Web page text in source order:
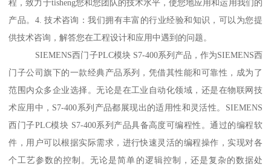
程，致力于tisheng您和您团队的技术水平，使您地应用和运用我们的
产品。4. 技术咨询：我们拥有丰富的行业经验和知识，可以为您提
供技术咨询，解答您在工程设计和应用中遇到的问题。
SIEMENS西门子PLC模块 S7-400系列产品，作为SIEMENS西
门子公司旗下的一款经典产品系列，凭借其性能和可靠性，成为了
范围内众多企业选择。无论是在工业自动化领域，还是在物联网技
术应用中，S7-400系列产品都展现出的适用性和灵活性。SIEMENS
西门子PLC模块 S7-400系列产品具备高度可编程性。通过的编程软
件，用户可以根据实际需求，进行快速灵活的编程操作，实现对各
个工艺参数的控制。无论是简单的逻辑控制，还是复杂的数据处